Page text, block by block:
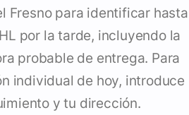
Fresno para identificar hasta
por la tarde, incluyendo la
probable de entrega. Para
individual de hoy, introduce
y tu dirección.